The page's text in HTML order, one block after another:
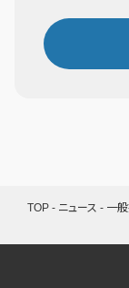
TOP- ニュース - 一